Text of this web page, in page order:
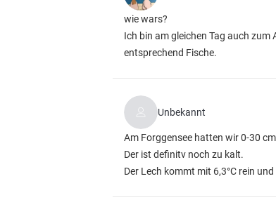
wie wars?
Ich bin am gleichen Tag auch
entsprechend Fische.
Unbekannt
Am Forggensee hatten wir 0-30
Der ist definitv noch zu kalt.
Der Lech kommt mit 6,3°C rein